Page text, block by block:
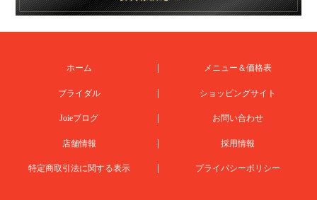
ホーム メニュー＆価格表
ブライダル ショッピングサイト
Joieブログ お問い合わせ
店舗情報 採用情報
特定商取引法に関する表示 プライバシーポリシー